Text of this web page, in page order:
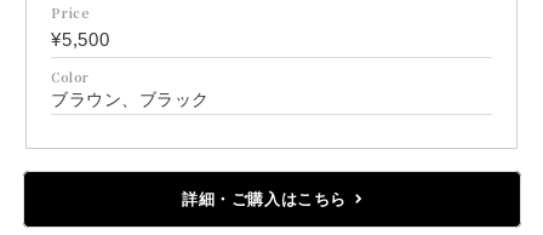
Price
¥5,500
Color
ブラウン、ブラック
詳細・ご購入はこちら